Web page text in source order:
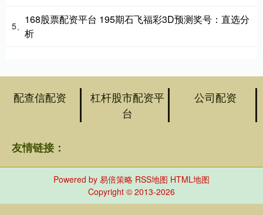
5、
168股票配资平台 195期石飞福彩3D预测奖号：直选分
析
配查信配资
杠杆股市配资平
台
公司配资
友情链接：
Powered by 易倍策略 RSS地图 HTML地图
Copyright © 2013-2026